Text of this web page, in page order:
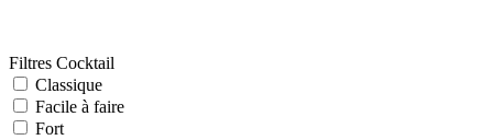
Filtres Cocktail
Classique
Facile à faire
Fort